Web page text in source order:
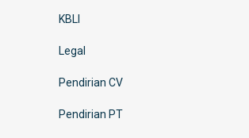
KBLI
Legal
Pendirian CV
Pendirian PT